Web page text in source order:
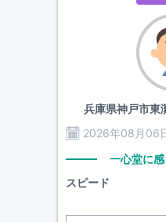
兵庫県神戸市東
2026年08月06
一心堂に
スピード